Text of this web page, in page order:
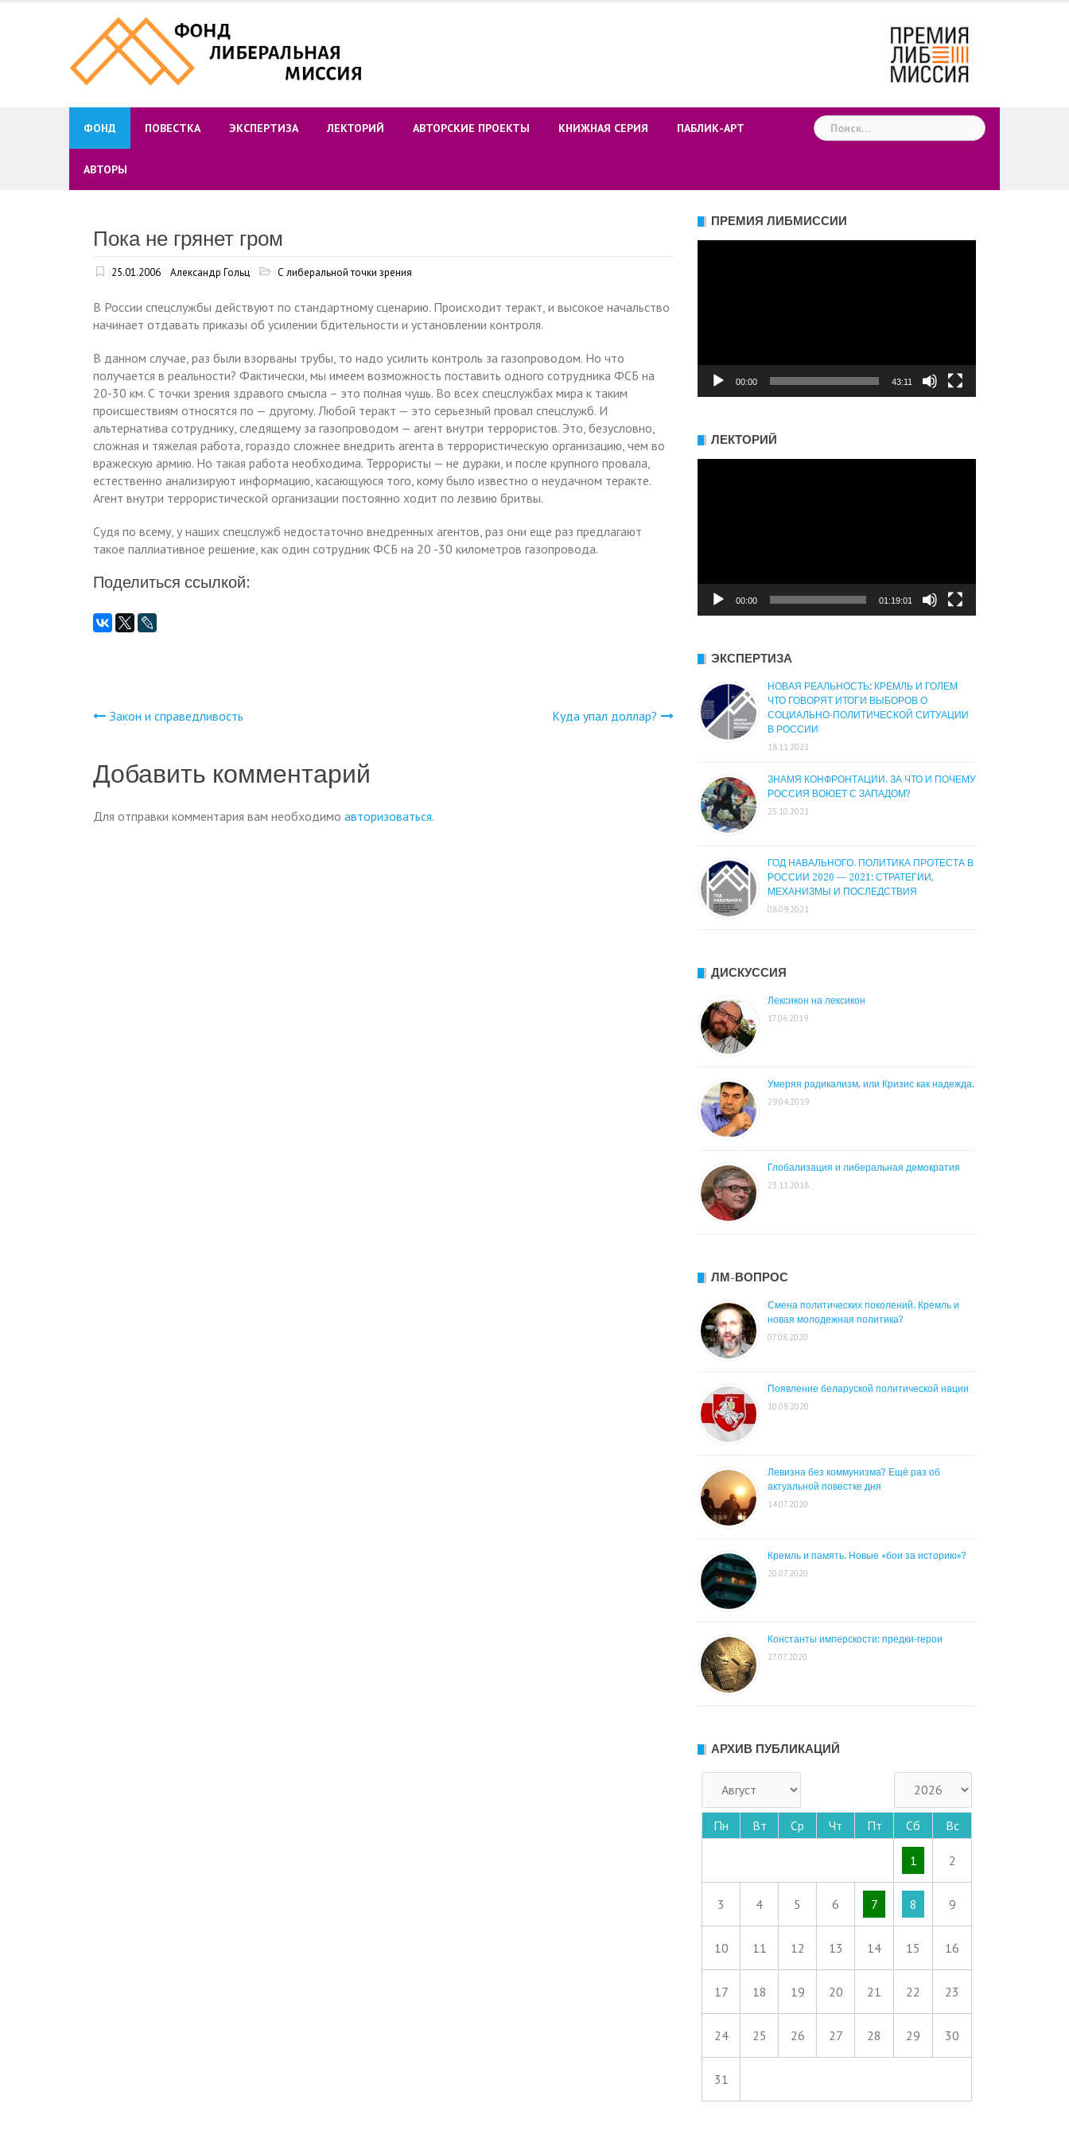
ФОНД ПОВЕСТКА ЭКСПЕРТИЗА ЛЕКТОРИЙ АВТОРСКИЕ ПРОЕКТЫ КНИЖНАЯ СЕРИЯ ПАБЛИК-АРТ
АВТОРЫ
Найти:
Пока не грянет гром
25.01.2006 Александр Гольц С либеральной точки зрения
В России спецслужбы действуют по стандартному сценарию. Происходит теракт, и высокое начальство
начинает отдавать приказы об усилении бдительности и установлении контроля.
В данном случае, раз были взорваны трубы, то надо усилить контроль за газопроводом. Но что
получается в реальности? Фактически, мы имеем возможность поставить одного сотрудника ФСБ на
20-30 км. С точки зрения здравого смысла – это полная чушь. Во всех спецслужбах мира к таким
происшествиям относятся по — другому. Любой теракт — это серьезный провал спецслужб. И
альтернатива сотруднику, следящему за газопроводом — агент внутри террористов. Это, безусловно,
сложная и тяжелая работа, гораздо сложнее внедрить агента в террористическую организацию, чем во
вражескую армию. Но такая работа необходима. Террористы — не дураки, и после крупного провала,
естественно анализируют информацию, касающуюся того, кому было известно о неудачном теракте.
Агент внутри террористической организации постоянно ходит по лезвию бритвы.
Судя по всему, у наших спецслужб недостаточно внедренных агентов, раз они еще раз предлагают
такое паллиативное решение, как один сотрудник ФСБ на 20 -30 километров газопровода.
Поделиться ссылкой:
Навигация
по
записям
Закон и справедливость Куда упал доллар?
Добавить комментарий
Для отправки комментария вам необходимо авторизоваться.
ПРЕМИЯ ЛИБМИССИИ
00:00 43:11
ЛЕКТОРИЙ
00:00 01:19:01
ЭКСПЕРТИЗА
НОВАЯ РЕАЛЬНОСТЬ: КРЕМЛЬ И ГОЛЕМ
ЧТО ГОВОРЯТ ИТОГИ ВЫБОРОВ О
СОЦИАЛЬНО-ПОЛИТИЧЕСКОЙ СИТУАЦИИ
В РОССИИ
18.11.2021
ЗНАМЯ КОНФРОНТАЦИИ. ЗА ЧТО И ПОЧЕМУ
РОССИЯ ВОЮЕТ С ЗАПАДОМ?
25.10.2021
ГОД НАВАЛЬНОГО. ПОЛИТИКА ПРОТЕСТА В
РОССИИ 2020 — 2021: СТРАТЕГИИ,
МЕХАНИЗМЫ И ПОСЛЕДСТВИЯ
08.09.2021
ДИСКУССИЯ
Лексикон на лексикон
17.06.2019
Умеряя радикализм, или Кризис как надежда.
29.04.2019
Глобализация и либеральная демократия
23.11.2018
ЛМ-ВОПРОС
Смена политических поколений. Кремль и
новая молодежная политика?
07.08.2020
Появление беларуской политической нации
10.08.2020
Левизна без коммунизма? Ещё раз об
актуальной повестке дня
14.07.2020
Кремль и память. Новые «бои за историю»?
20.07.2020
Константы имперскости: предки-герои
27.07.2020
АРХИВ ПУБЛИКАЦИЙ
Пн Вт Ср Чт Пт Сб Вс
1 2
3 4 5 6 7 8 9
10 11 12 13 14 15 16
17 18 19 20 21 22 23
24 25 26 27 28 29 30
31